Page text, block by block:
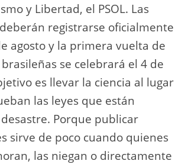
y Libertad, el PSOL. Las
registrarse oficialmente
agosto y la primera vuelta de
se celebrará el 4 de
es llevar la ciencia al lugar
las leyes que están
Porque publicar
sirve de poco cuando quienes
las niegan o directamente